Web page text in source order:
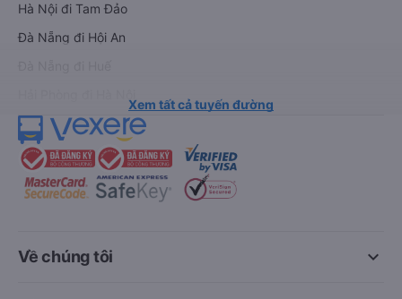
Hà Nội đi Tam Đảo
Đà Nẵng đi Hội An
Xem tất cả tuyến đường
keyboard_arrow_down
Về chúng tôi